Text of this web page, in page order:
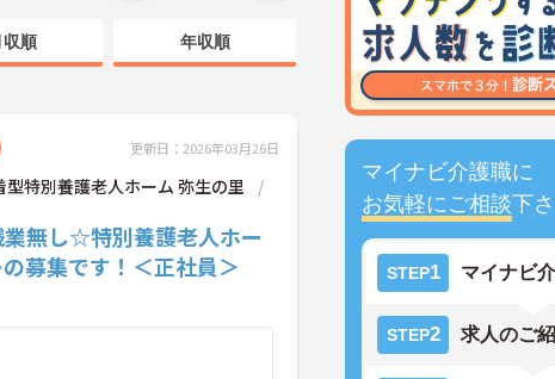
マイナビ介護職に
お気軽にご相談下さ
STEP1 マイナビ
STEP2 求人のご
収順 年収順
更新日：2026年03月26日
特別養護老人ホーム 弥生の里
業無し☆特別養護老人ホー
募集です！＜正社員＞